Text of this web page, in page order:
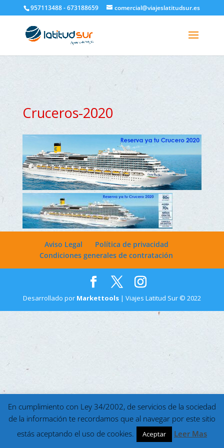
google-site-verification=H6A6AFFbXLQPnewL7da5KWjTFeKytP3gbsCfUlQl-
3k
957113488 - 673188659 comercial@viajeslatitudsur.es
Cruceros-2020
Aviso Legal
Política de privacidad
Condiciones generales de contratación
Desarrollado por Markettools | Viajes Latitud Sur © 2022
En cumplimiento con Ley 34/2002, de servicios de la sociedad
de la información te recordamos que al navegar por este sitio
estás aceptando el uso de cookies.
Aceptar Leer Mas